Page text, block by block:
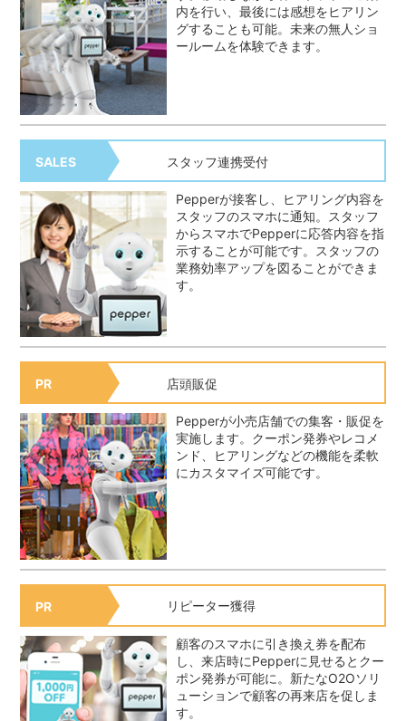
内を行い、最後には感想をヒアリン
グすることも可能。未来の無人ショ
ールームを体験できます。
スタッフ連携受付
SALES
Pepperが接客し、ヒアリング内容を
スタッフのスマホに通知。スタッフ
からスマホでPepperに応答内容を指
示することが可能です。スタッフの
業務効率アップを図ることができま
す。
店頭販促
PR
Pepperが小売店舗での集客・販促を
実施します。クーポン発券やレコメ
ンド、ヒアリングなどの機能を柔軟
にカスタマイズ可能です。
リピーター獲得
PR
顧客のスマホに引き換え券を配布
し、来店時にPepperに見せるとクー
ポン発券が可能に。新たなO2Oソリ
ューションで顧客の再来店を促しま
す。